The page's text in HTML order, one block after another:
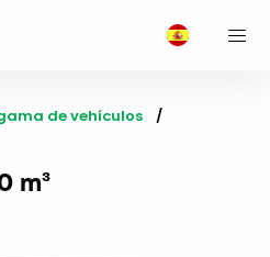
de vehículos
m³